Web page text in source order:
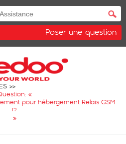
Poser une question
«
pour hébergement Relais GSM
!?
»